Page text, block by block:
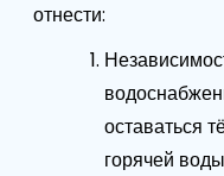
отнести:
оставаться
горячей